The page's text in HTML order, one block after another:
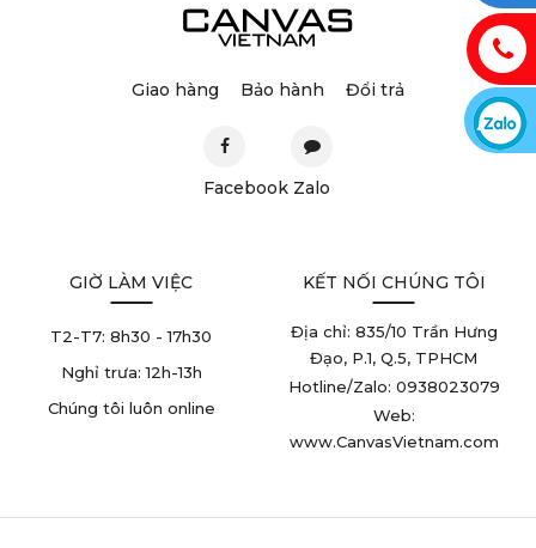
Giao hàng Bảo hành Đổi trả
Facebook Zalo
GIỜ LÀM VIỆC
T2-T7: 8h30 - 17h30
Nghỉ trưa: 12h-13h
Chúng tôi luôn online
KẾT NỐI CHÚNG TÔI
Địa chỉ: 835/10 Trần Hưng
Đạo, P.1, Q.5, TPHCM
Hotline/Zalo: 0938023079
Web:
www.CanvasVietnam.com